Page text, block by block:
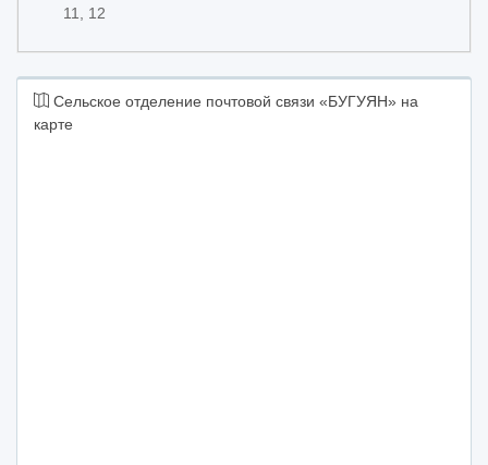
11, 12
Сельское отделение почтовой связи «БУГУЯН» на
карте